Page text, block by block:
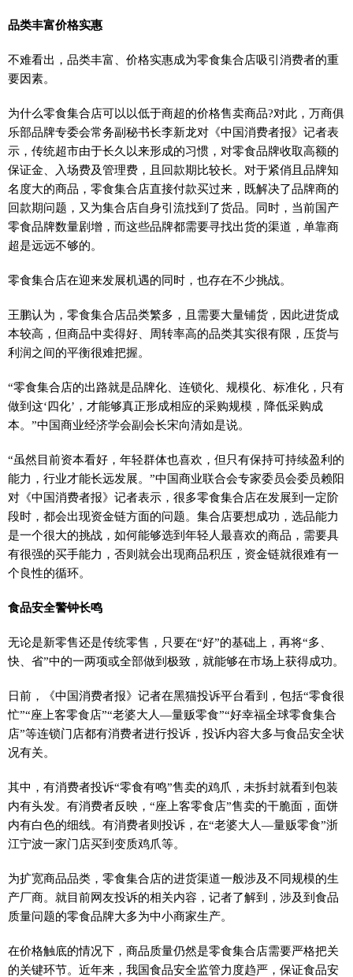
品类丰富价格实惠
不难看出，品类丰富、价格实惠成为零食集合店吸引消费者的重
要因素。
为什么零食集合店可以以低于商超的价格售卖商品?对此，万商俱
乐部品牌专委会常务副秘书长李新龙对《中国消费者报》记者表
示，传统超市由于长久以来形成的习惯，对零食品牌收取高额的
保证金、入场费及管理费，且回款期比较长。对于紧俏且品牌知
名度大的商品，零食集合店直接付款买过来，既解决了品牌商的
回款期问题，又为集合店自身引流找到了货品。同时，当前国产
零食品牌数量剧增，而这些品牌都需要寻找出货的渠道，单靠商
超是远远不够的。
零食集合店在迎来发展机遇的同时，也存在不少挑战。
王鹏认为，零食集合店品类繁多，且需要大量铺货，因此进货成
本较高，但商品中卖得好、周转率高的品类其实很有限，压货与
利润之间的平衡很难把握。
“零食集合店的出路就是品牌化、连锁化、规模化、标准化，只有
做到这‘四化’，才能够真正形成相应的采购规模，降低采购成
本。”中国商业经济学会副会长宋向清如是说。
“虽然目前资本看好，年轻群体也喜欢，但只有保持可持续盈利的
能力，行业才能长远发展。”中国商业联合会专家委员会委员赖阳
对《中国消费者报》记者表示，很多零食集合店在发展到一定阶
段时，都会出现资金链方面的问题。集合店要想成功，选品能力
是一个很大的挑战，如何能够选到年轻人最喜欢的商品，需要具
有很强的买手能力，否则就会出现商品积压，资金链就很难有一
个良性的循环。
食品安全警钟长鸣
无论是新零售还是传统零售，只要在“好”的基础上，再将“多、
快、省”中的一两项或全部做到极致，就能够在市场上获得成功。
日前，《中国消费者报》记者在黑猫投诉平台看到，包括“零食很
忙”“座上客零食店”“老婆大人—量贩零食”“好幸福全球零食集合
店”等连锁门店都有消费者进行投诉，投诉内容大多与食品安全状
况有关。
其中，有消费者投诉“零食有鸣”售卖的鸡爪，未拆封就看到包装
内有头发。有消费者反映，“座上客零食店”售卖的干脆面，面饼
内有白色的细线。有消费者则投诉，在“老婆大人—量贩零食”浙
江宁波一家门店买到变质鸡爪等。
为扩宽商品品类，零食集合店的进货渠道一般涉及不同规模的生
产厂商。就目前网友投诉的相关内容，记者了解到，涉及到食品
质量问题的零食品牌大多为中小商家生产。
在价格触底的情况下，商品质量仍然是零食集合店需要严格把关
的关键环节。 近年来，我国食品安全监管力度趋严，保证食品安